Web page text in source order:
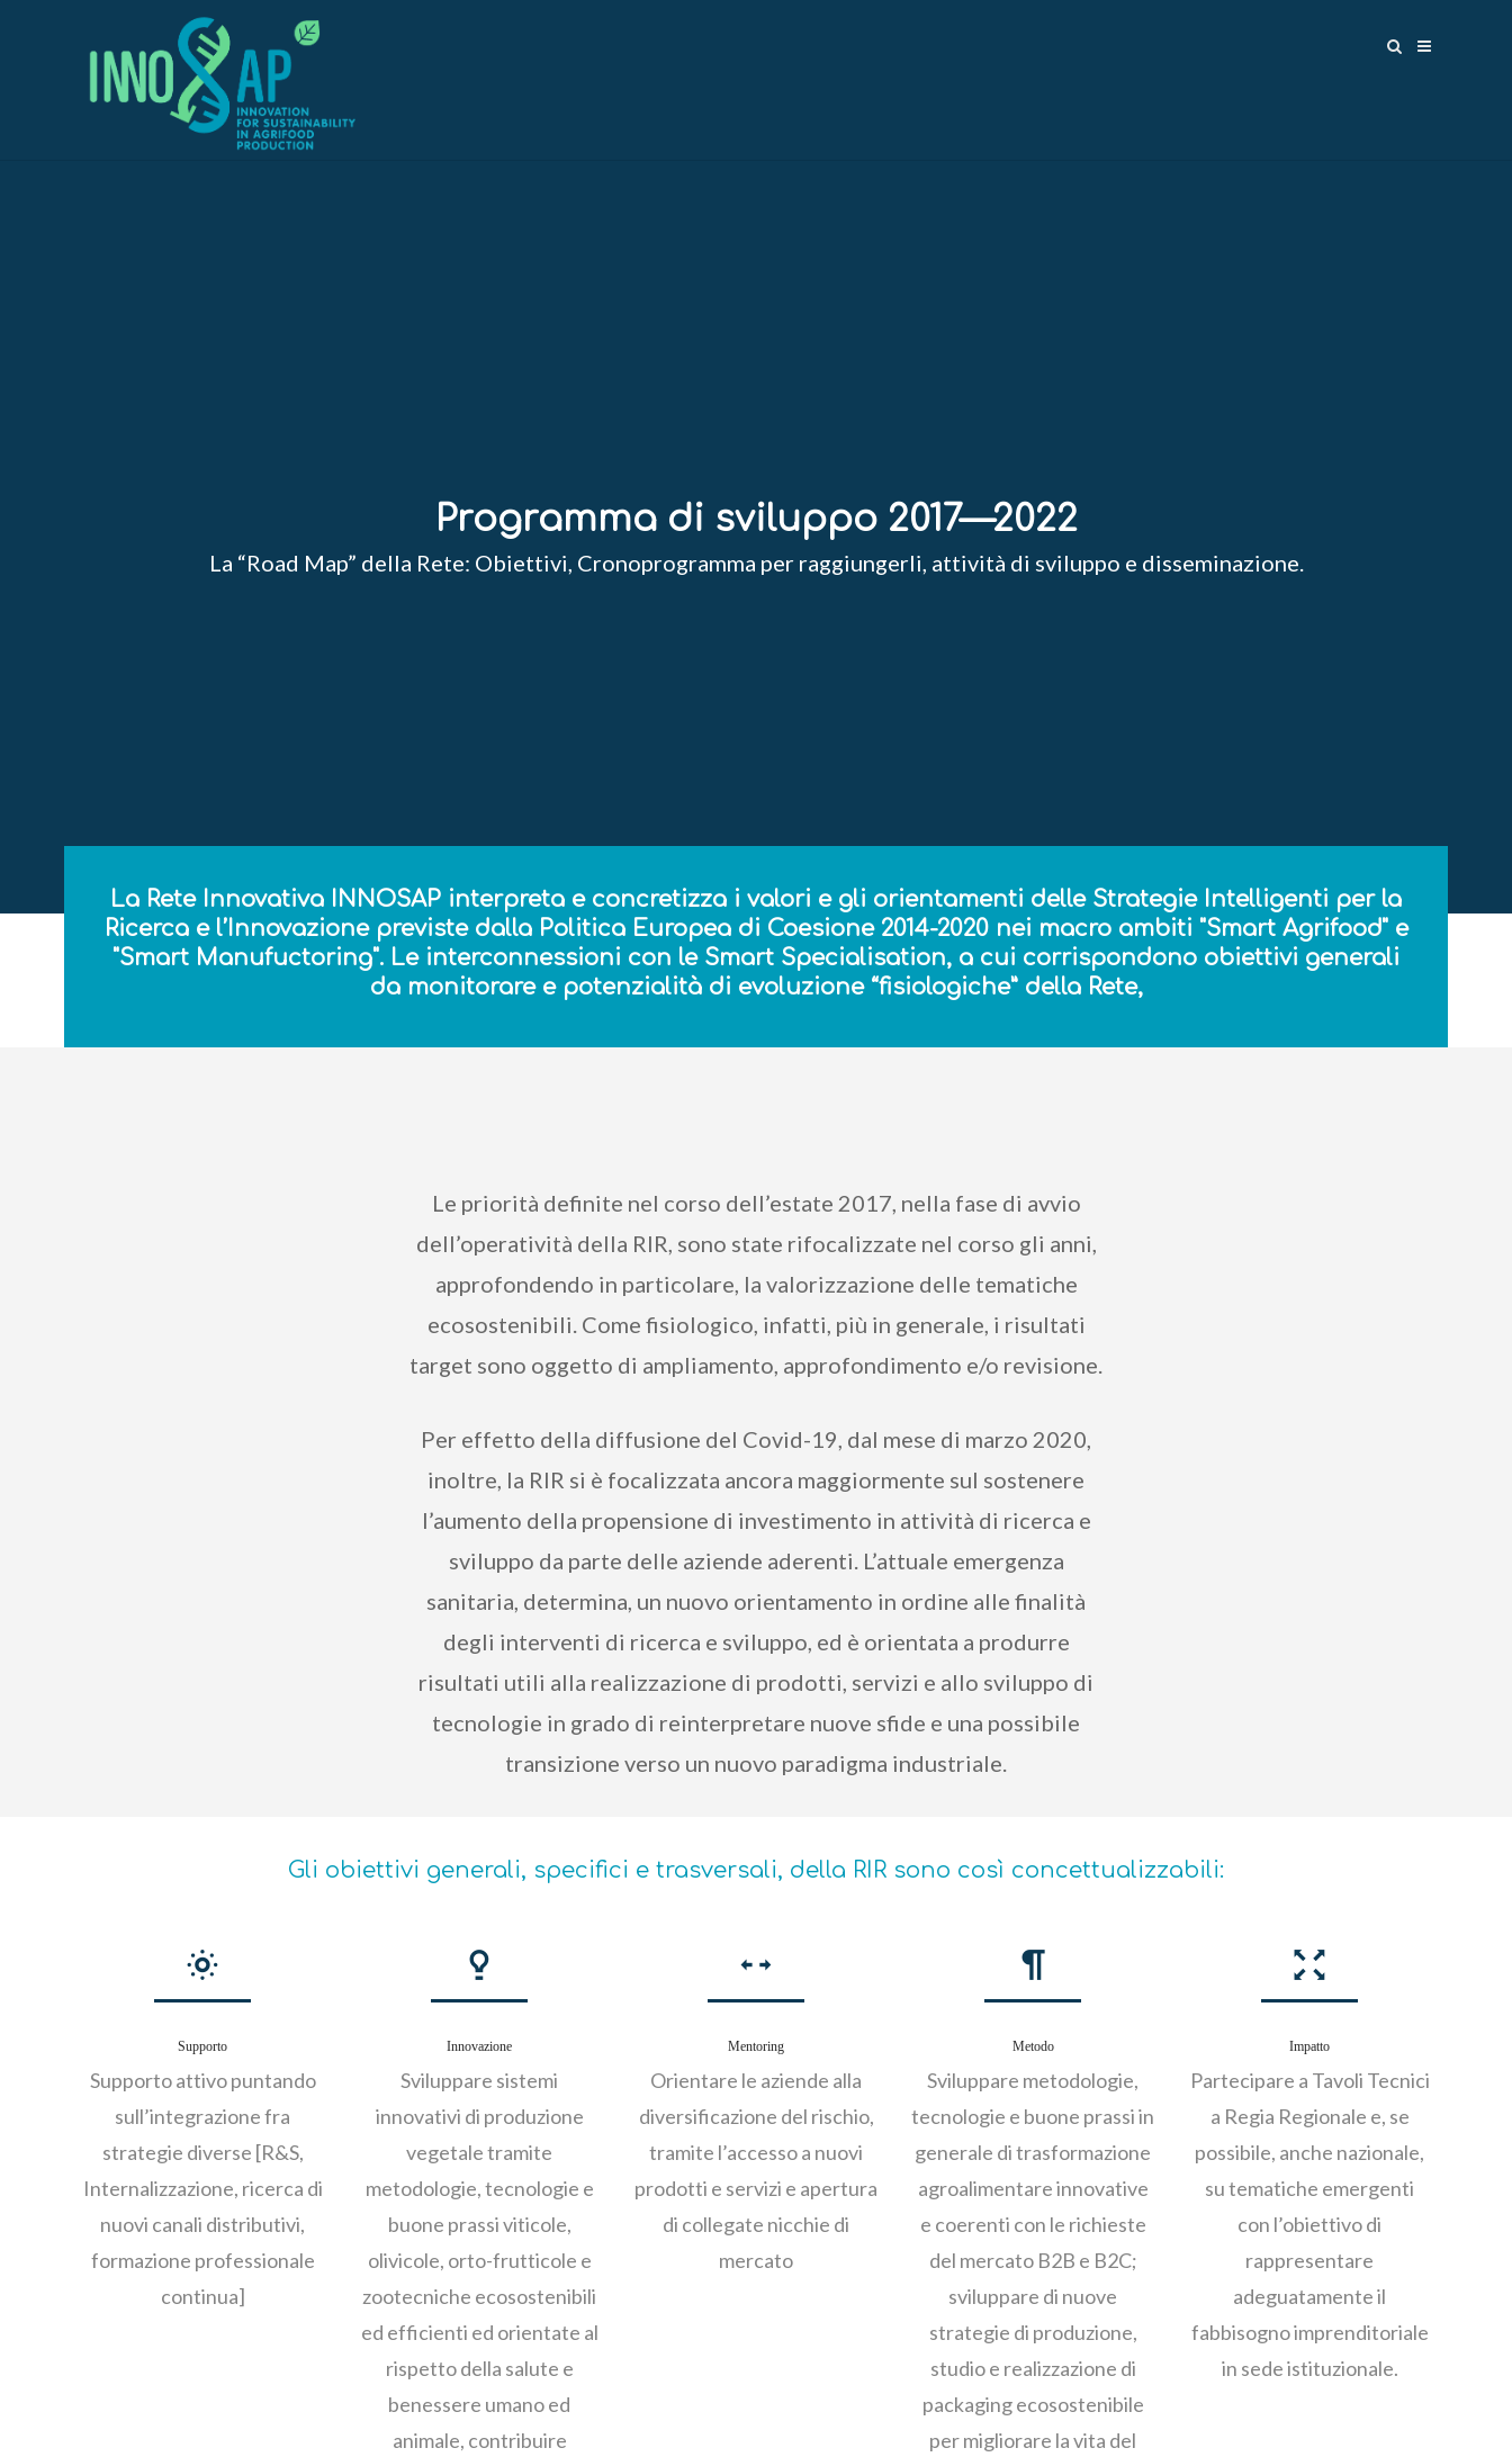
Programma di sviluppo 2017—2022
La “Road Map” della Rete: Obiettivi, Cronoprogramma per raggiungerli, attività di sviluppo e disseminazione.
La Rete Innovativa INNOSAP interpreta e concretizza i valori e gli orientamenti delle Strategie Intelligenti per la
Ricerca e l’Innovazione previste dalla Politica Europea di Coesione 2014-2020 nei macro ambiti "Smart Agrifood" e
"Smart Manufuctoring". Le interconnessioni con le Smart Specialisation, a cui corrispondono obiettivi generali
da monitorare e potenzialità di evoluzione “fisiologiche” della Rete,
Le priorità definite nel corso dell’estate 2017, nella fase di avvio
dell’operatività della RIR, sono state rifocalizzate nel corso gli anni,
approfondendo in particolare, la valorizzazione delle tematiche
ecosostenibili. Come fisiologico, infatti, più in generale, i risultati
target sono oggetto di ampliamento, approfondimento e/o revisione.
Per effetto della diffusione del Covid-19, dal mese di marzo 2020,
inoltre, la RIR si è focalizzata ancora maggiormente sul sostenere
l’aumento della propensione di investimento in attività di ricerca e
sviluppo da parte delle aziende aderenti. L’attuale emergenza
sanitaria, determina, un nuovo orientamento in ordine alle finalità
degli interventi di ricerca e sviluppo, ed è orientata a produrre
risultati utili alla realizzazione di prodotti, servizi e allo sviluppo di
tecnologie in grado di reinterpretare nuove sfide e una possibile
transizione verso un nuovo paradigma industriale.
Gli obiettivi generali, specifici e trasversali, della RIR sono così concettualizzabili:
Supporto
Supporto attivo puntando
sull’integrazione fra
strategie diverse [R&S,
Internalizzazione, ricerca di
nuovi canali distributivi,
formazione professionale
continua]
Innovazione
Sviluppare sistemi
innovativi di produzione
vegetale tramite
metodologie, tecnologie e
buone prassi viticole,
olivicole, orto-frutticole e
zootecniche ecosostenibili
ed efficienti ed orientate al
rispetto della salute e
benessere umano ed
animale, contribuire
Mentoring
Orientare le aziende alla
diversificazione del rischio,
tramite l’accesso a nuovi
prodotti e servizi e apertura
di collegate nicchie di
mercato
Metodo
Sviluppare metodologie,
tecnologie e buone prassi in
generale di trasformazione
agroalimentare innovative
e coerenti con le richieste
del mercato B2B e B2C;
sviluppare di nuove
strategie di produzione,
studio e realizzazione di
packaging ecosostenibile
per migliorare la vita del
Impatto
Partecipare a Tavoli Tecnici
a Regia Regionale e, se
possibile, anche nazionale,
su tematiche emergenti
con l’obiettivo di
rappresentare
adeguatamente il
fabbisogno imprenditoriale
in sede istituzionale.